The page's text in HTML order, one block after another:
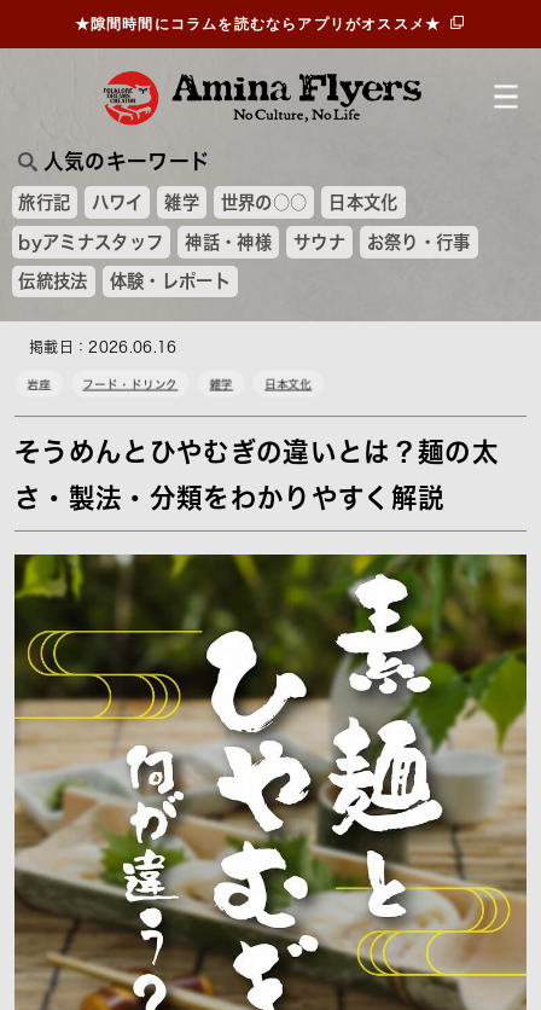
人気のキーワード
旅行記 ハワイ 雑学 世界の○○ 日本文化
byアミナスタッフ 神話・神様 サウナ お祭り・行事
伝統技法 体験・レポート
★隙間時間にコラムを読むならアプリがオススメ★
掲載日：2026.06.16
岩座 フード・ドリンク 雑学 日本文化
そうめんとひやむぎの違いとは？麺の太
さ・製法・分類をわかりやすく解説